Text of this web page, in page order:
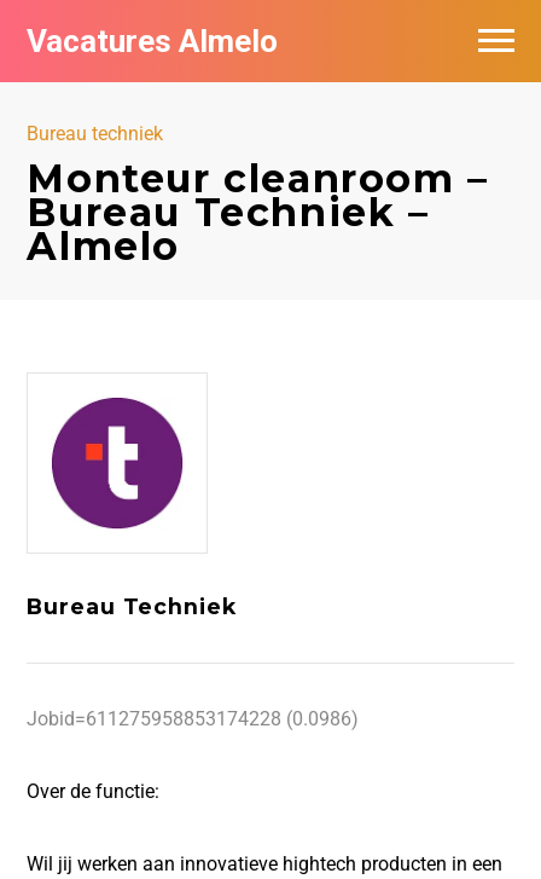
Vacatures Almelo
Bureau techniek
Monteur cleanroom –
Bureau Techniek –
Almelo
Bureau Techniek
Jobid=611275958853174228 (0.0986)
Over de functie:
Wil jij werken aan innovatieve hightech producten in een
Vacatures per bedrijf
Nieuwsbrief feed